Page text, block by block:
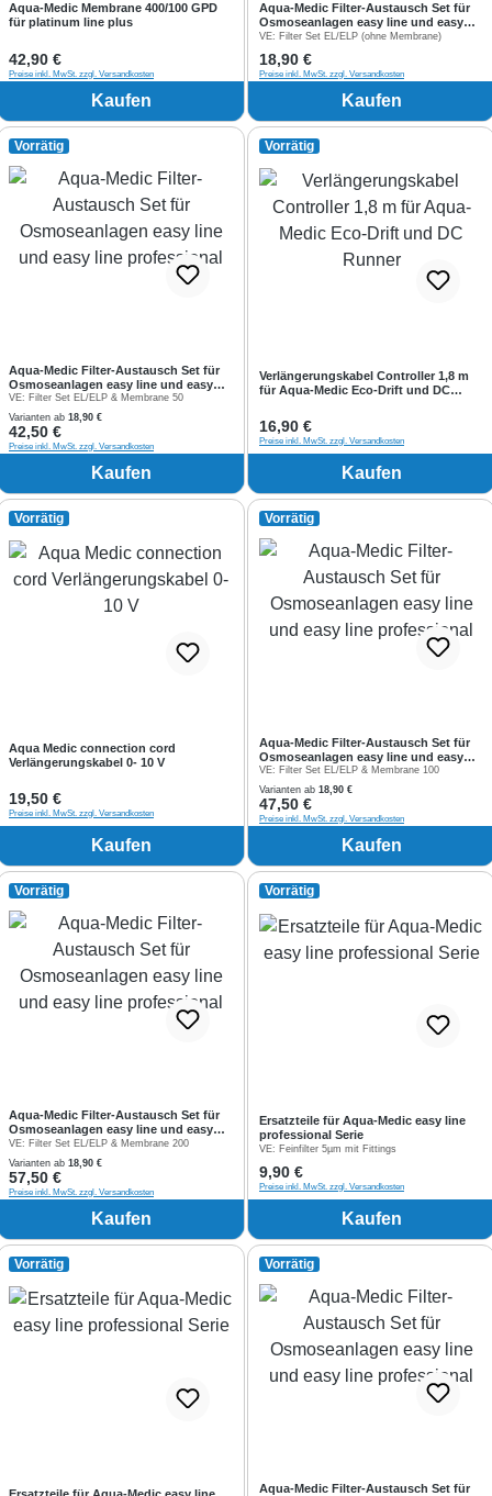
Aqua-Medic Membrane 400/100 GPD
für platinum line plus
Regulärer Preis:
42,90 €
Preise inkl. MwSt. zzgl. Versandkosten
Kaufen
Aqua-Medic Filter-Austausch Set für
Osmoseanlagen easy line und easy
line professional
VE: Filter Set EL/ELP (ohne Membrane)
Regulärer Preis:
18,90 €
Preise inkl. MwSt. zzgl. Versandkosten
Kaufen
Vorrätig
Aqua-Medic Filter-Austausch Set für
Osmoseanlagen easy line und easy
line professional
VE: Filter Set EL/ELP & Membrane 50
Varianten ab 18,90 €
Regulärer Preis:
42,50 €
Preise inkl. MwSt. zzgl. Versandkosten
Kaufen
Vorrätig
Verlängerungskabel Controller 1,8 m
für Aqua-Medic Eco-Drift und DC
Regulärer Preis:
16,90 €
Preise inkl. MwSt. zzgl. Versandkosten
Kaufen
Vorrätig
Aqua Medic connection cord
Verlängerungskabel 0- 10 V
Regulärer Preis:
19,50 €
Preise inkl. MwSt. zzgl. Versandkosten
Kaufen
Vorrätig
Aqua-Medic Filter-Austausch Set für
Osmoseanlagen easy line und easy
line professional
VE: Filter Set EL/ELP & Membrane 100
Varianten ab 18,90 €
Regulärer Preis:
47,50 €
Preise inkl. MwSt. zzgl. Versandkosten
Kaufen
Vorrätig
Aqua-Medic Filter-Austausch Set für
Osmoseanlagen easy line und easy
line professional
VE: Filter Set EL/ELP & Membrane 200
Varianten ab 18,90 €
Regulärer Preis:
57,50 €
Preise inkl. MwSt. zzgl. Versandkosten
Kaufen
Vorrätig
Ersatzteile für Aqua-Medic easy line
professional Serie
VE: Feinfilter 5µm mit Fittings
Regulärer Preis:
9,90 €
Preise inkl. MwSt. zzgl. Versandkosten
Kaufen
Vorrätig Vorrätig
Aqua-Medic Filter-Austausch Set für